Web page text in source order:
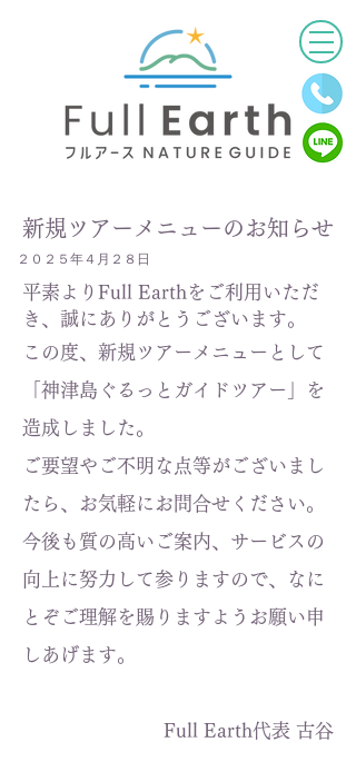
新規ツアーメニューのお知らせ
２０２５年４月２８日
平素よりFull Earthをご利用いただ
き、誠にありがとうございます。
この度、新規ツアーメニューとして
「神津島ぐるっとガイドツアー」を
造成しました。
​ご要望やご不明な点等がございまし
たら、お気軽にお問合せください。
今後も質の高いご案内、サービスの
向上に努力して参りますので、なに
とぞご理解を賜りますようお願い申
しあげます。
Full Earth代表 古谷